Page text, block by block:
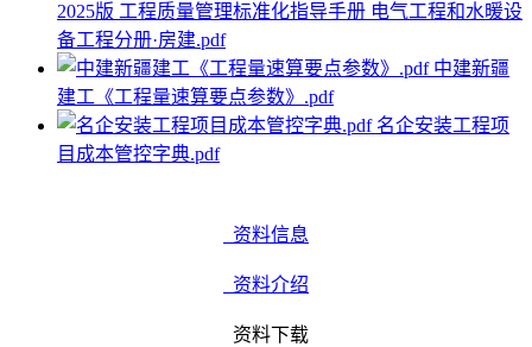
2025版 工程质量管理标准化指导手册 电气工程和水暖设
备工程分册·房建.pdf
中建新疆
建工《工程量速算要点参数》.pdf
名企安装工程项
目成本管控字典.pdf
资料信息
资料介绍
资料下载